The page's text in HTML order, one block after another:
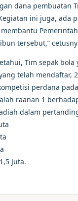
dana pembuatan
ini juga, ada
tersebut,”
Tim sepak bola
telah mendaftar,
perdana
raanan 1
dalam
Juta.